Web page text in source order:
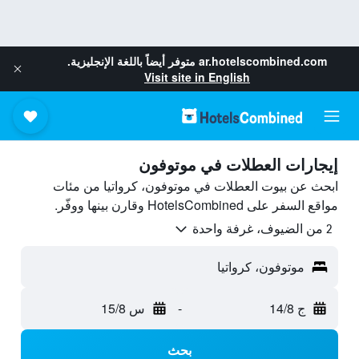
ar.hotelscombined.com متوفر أيضاً باللغة الإنجليزية.
Visit site in English
إيجارات العطلات في موتوفون
ابحث عن بيوت العطلات في موتوفون، كرواتيا من مئات
مواقع السفر على HotelsCombined وقارن بينها ووفّر.
2 من الضيوف، غرفة واحدة
موتوفون، كرواتيا
ج 14/8 - س 15/8
بحث